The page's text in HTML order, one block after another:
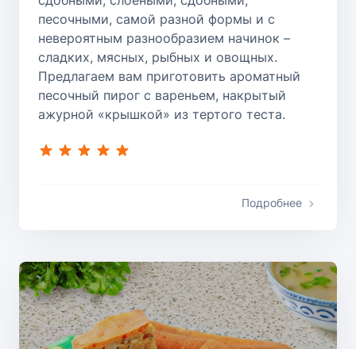
песочными, самой разной формы и с
невероятным разнообразием начинок –
сладких, мясных, рыбных и овощных.
Предлагаем вам приготовить ароматный
песочный пирог с вареньем, накрытый
ажурной «крышкой» из тертого теста.
Подробнее